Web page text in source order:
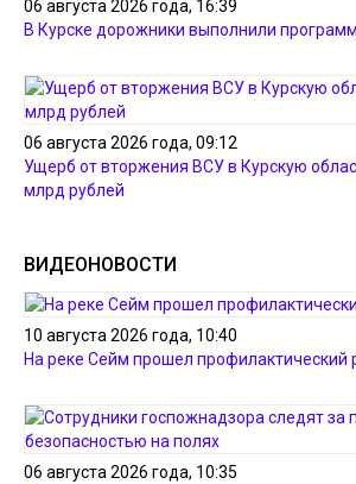
06 августа 2026 года, 16:39
В Курске дорожники выполнили
06 августа 2026 года, 09:12
Ущерб от вторжения ВСУ в Курскую
млрд рублей
ВИДЕОНОВОСТИ
10 августа 2026 года, 10:40
На реке Сейм прошел
06 августа 2026 года, 10:35